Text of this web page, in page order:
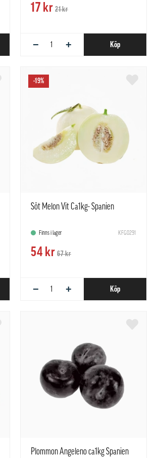
17 kr 21 kr
− + Köp
-19%
Söt Melon Vit Ca1kg- Spanien
Finns i lager KFG0291
54 kr 67 kr
− + Köp
Plommon Angeleno ca1kg Spanien